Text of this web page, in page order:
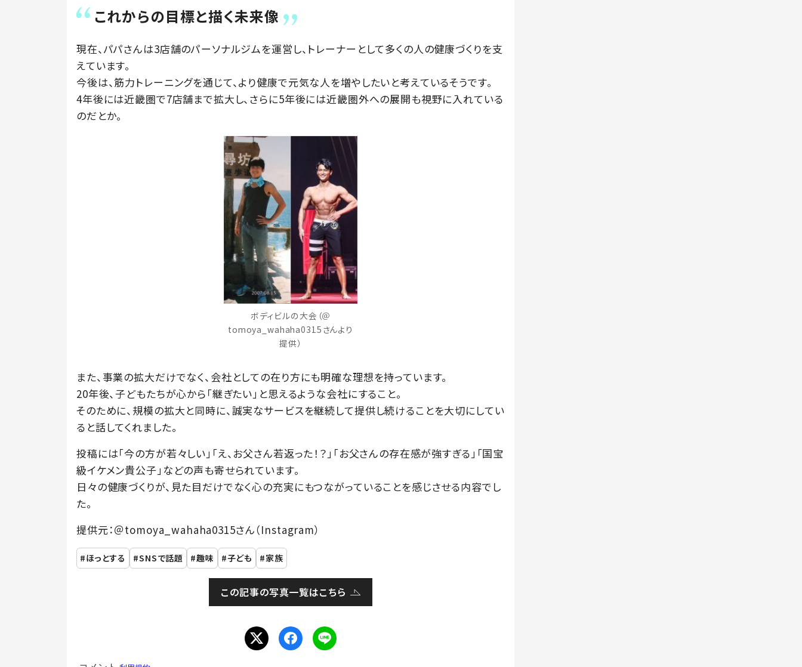
これからの目標と描く未来像
現在、パパさんは3店舗のパーソナルジムを運営し、トレーナーとして多くの人の健康づくりを支
えています。
今後は、筋力トレーニングを通じて、より健康で元気な人を増やしたいと考えているそうです。
4年後には近畿圏で7店舗まで拡大し、さらに5年後には近畿圏外への展開も視野に入れている
のだとか。
ボディビルの大会（＠
tomoya_wahaha0315さんより
提供）
また、事業の拡大だけでなく、会社としての在り方にも明確な理想を持っています。
20年後、子どもたちが心から「継ぎたい」と思えるような会社にすること。
そのために、規模の拡大と同時に、誠実なサービスを継続して提供し続けることを大切にしてい
ると話してくれました。
投稿には「今の方が若々しい」「え、お父さん若返った！？」「お父さんの存在感が強すぎる」「国宝
級イケメン貴公子」などの声も寄せられています。
日々の健康づくりが、見た目だけでなく心の充実にもつながっていることを感じさせる内容でし
た。
提供元：＠tomoya_wahaha0315さん（Instagram）
ほっとする SNSで話題 趣味 子ども 家族
この記事の写真一覧はこちら